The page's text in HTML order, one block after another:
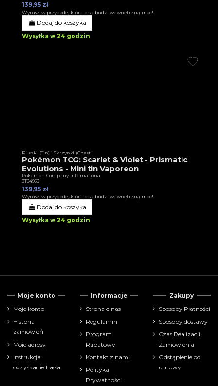
139,95 zł
Wyrusz w przygodę, która przebudzi wewnętrzną moc!
Dodaj do koszyka
Wysyłka w 24 godzin
Puszki (Tin) i Skrzynki (Chest)
Pokémon TCG: Scarlet & Violet - Prismatic
Evolutions - Mini tin Vaporeon
Pokemon Company International
3T34933
139,95 zł
Wyrusz w przygodę, która przebudzi wewnętrzną moc!
Dodaj do koszyka
Wysyłka w 24 godzin
Moje konto
Moje konto
Historia
zamówień
Moje adresy
Instrukcja
odzyskanie hasła
Informacje
Strona o nas
Regulamin
Program
Rabatowy
Kontakt z nami
Polityka
Prywatności
Zakupy
Sposoby Płatności
Sposoby dostawy
Czas Realizacji
Zamówienia
Odstąpienie od
umowy